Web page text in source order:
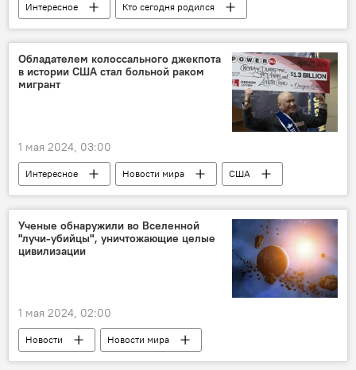
Интересное
Кто сегодня родился
Какой сегодня праздник
Азербайджан
ВОВ
Победа
Англия
Франция
Обладателем колоссального джекпота
в истории США стал больной раком
мигрант
1 мая 2024, 03:00
Интересное Новости мира
США
лотерея
выигрыш
Мигрант
Ученые обнаружили во Вселенной
"лучи-убийцы", уничтожающие целые
цивилизации
1 мая 2024, 02:00
Новости
Новости мира
Великобритания
цивилизация